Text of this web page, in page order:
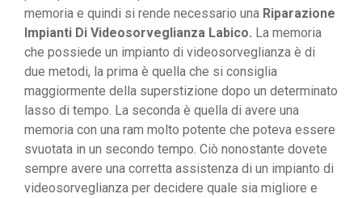
memoria e quindi si rende necessario una Riparazione
Impianti Di Videosorveglianza Labico. La memoria
che possiede un impianto di videosorveglianza è di
due metodi, la prima è quella che si consiglia
maggiormente della superstizione dopo un determinato
lasso di tempo. La seconda è quella di avere una
memoria con una ram molto potente che poteva essere
svuotata in un secondo tempo. Ciò nonostante dovete
sempre avere una corretta assistenza di un impianto di
videosorveglianza per decidere quale sia migliore e